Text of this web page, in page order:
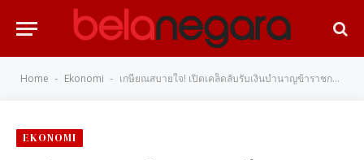
Home - Ekonomi - เกษียณสบายใจ! เปิดเคล็ดลับรับเงินบำนาญข้าราชการไทย ง่ายกว่าที่คิด! (Kesiyaṇ sabāychai! P̄heid khlĕdlạb rạb ngein bảānāỵ k̄ĥārāchkār thịy ǹāy kẁā thī̀ khid!) (Pensiun Nyaman! Ungkap Rahasia Mendapatkan Dana Pensiun PNS Thailand, Lebih Mudah dari yang Dibayangkan!)
EKONOMI